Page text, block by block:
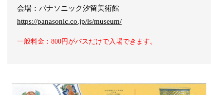
会場：パナソニック汐留美術館
https://panasonic.co.jp/ls/museum/
一般料金：800円がパスだけで入場できます。